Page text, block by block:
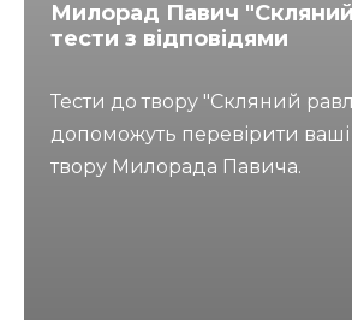
Милорад Павич
тести з відповідями
Тести до твору "Скляний
допоможуть перевірити
твору Милорада Павича.